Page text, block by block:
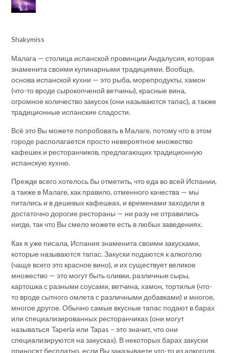
Shakymiss
Малага — столица испанской провинции Андалусия, которая
знаменита своими кулинарными традициями. Вообще,
основа испанской кухни — это рыба, морепродукты, хамон
(что-то вроде сырокопченой ветчины), красные вина,
огромное количество закусок (они называются тапас), а также
традиционные испанские сладости.
Всё это Вы можете попробовать в Малаге, потому что в этом
городе располагается просто невероятное множество
кафешек и ресторанчиков, предлагающих традиционную
испанскую кухню.
Прежде всего хотелось бы отметить, что еда во всей Испании,
а также в Малаге, как правило, отменного качества — мы
питались и в дешевых кафешках, и временами заходили в
достаточно дорогие рестораны — ни разу не отравились
нигде, так что Вы смело можете есть в любых заведениях.
Как я уже писала, Испания знаменита своими закусками,
которые называются тапас. Закуски подаются к алкоголю
(чаще всего это красное вино), и их существует великое
множество — это могут быть оливки, различные сыры,
картошка с разными соусами, ветчина, хамон, тортилья (что-
то вроде сытного омлета с различными добавками) и многое,
многое другое. Обычно самые вкусные тапас подают в барах
или специализированных ресторанчиках (они могут
называться Taperia или Tapas – это значит, что они
специализируются на закусках). В некоторых барах закуски
приносят бесплатно, если Вы заказываете что-то из алкоголя,